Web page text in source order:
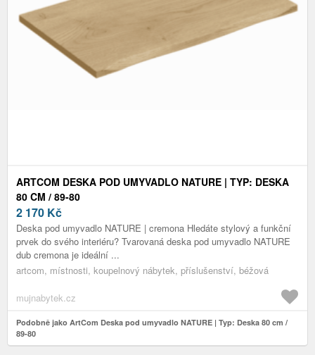
ARTCOM DESKA POD UMYVADLO NATURE | TYP: DESKA
80 CM / 89-80
2 170 Kč
Deska pod umyvadlo NATURE | cremona Hledáte stylový a funkční
prvek do svého interiéru? Tvarovaná deska pod umyvadlo NATURE
dub cremona je ideální ...
artcom, místnosti, koupelnový nábytek, příslušenství, béžová
mujnabytek.cz
Podobně jako ArtCom Deska pod umyvadlo NATURE | Typ: Deska 80 cm /
89-80